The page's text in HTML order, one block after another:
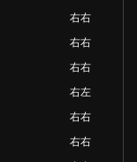
右右
右右
右右
右左
右右
右右